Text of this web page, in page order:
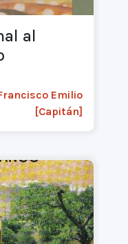
al
Emilio
[Capitán]